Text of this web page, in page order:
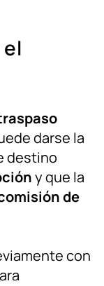
darse la
destino
y que la
de
con